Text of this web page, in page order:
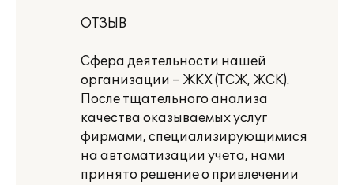
ОТЗЫВ
Сфера деятельности нашей
организации – ЖКХ (ТСЖ, ЖСК).
После тщательного анализа
качества оказываемых услуг
фирмами, специализирующимися
на автоматизации учета, нами
принято решение о привлечении